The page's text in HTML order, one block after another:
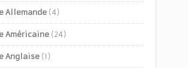
Allemande (4)
Américaine (24)
Anglaise (1)